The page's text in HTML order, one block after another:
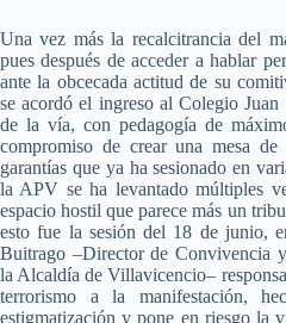
Una vez más la recalcitrancia del
pues después de acceder a hablar
ante la obcecada actitud de su
se acordó el ingreso al Colegio
de la vía, con pedagogía de
compromiso de crear una mesa de
garantías que ya ha sesionado en
la APV se ha levantado múltiples
espacio hostil que parece más un
esto fue la sesión del 18 de junio,
Buitrago –Director de Convivencia
la Alcaldía de Villavicencio–
terrorismo a la manifestación,
estigmatización y pone en riesgo la